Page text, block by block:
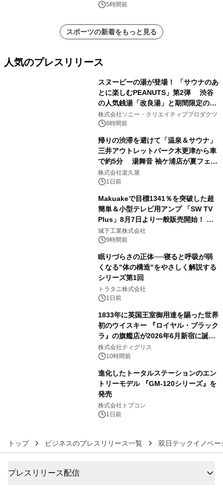
5時間前
スポーツの新着をもっと見る
人気のプレスリリース
スヌーピーの湯が登場！ 「サウナのあ
とに楽しむPEANUTS」第2弾 渋谷
の人気銭湯「改良湯」と期間限定のコ
ラボレーション サウナイキタイコラ
ボグッズも発売決定！
株式会社ソニー・クリエイティブプロダクツ
8時間前
帰りの渋滞を避けて「温泉＆サウナ」
三井アウトレットパーク木更津から車
で約5分 湯舞音 袖ケ浦店が夏フェア
メニューを提供
株式会社楽久屋
1日前
Makuakeで目標1341％を突破した超
簡単＆小型テレビ用アンプ 「SW TV
Plus」8月7日より一般販売開始！ ケ
ーブル1本つなぐだけ、テレビの音が
ぐっと豊かに
城下工業株式会社
9時間前
眠りづらさの正体──寝ると呼吸が弱
くなる"体の構造"をやさしく解説する
シリーズ第1回
トラタニ株式会社
1日前
1833年に英国王室御用達を賜った世界
初のウイスキー 『ロイヤル・ブラック
ラ』の旗艦店が2026年6月新宿に誕
生 バカルディ ジャパンと連携した
没入型バー「BAR Arca」
株式会社ティグリス
10時間前
進化したトータルステーションのエン
トリーモデル 『GM-120シリーズ』を
発売
株式会社トプコン
1日前
トップ ビジネスのプレスリリース一覧 双日テックイノベ
プレスリリース配信